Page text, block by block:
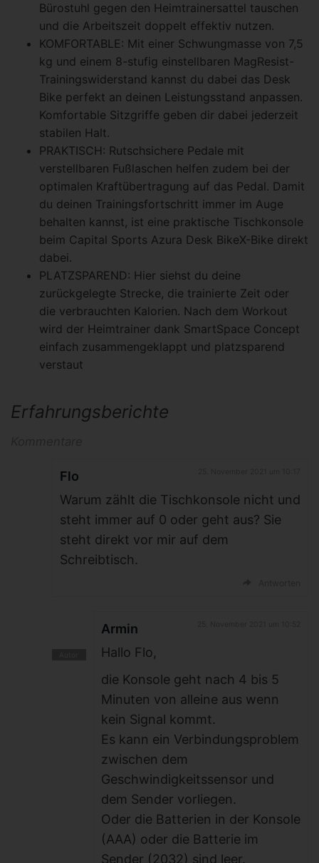
Bürostuhl gegen den Heimtrainersattel tauschen
und die Arbeitszeit doppelt effektiv nutzen.
KOMFORTABLE: Mit einer Schwungmasse von 7,5
kg und einem 8-stufig einstellbaren MagResist-
Trainingswiderstand kannst du dabei das Desk
Bike perfekt an deinen Leistungsstand anpassen.
Komfortable Sitzgriffe geben dir dabei jederzeit
stabilen Halt.
PRAKTISCH: Rutschsichere Pedale mit
verstellbaren Fußlaschen helfen zudem bei der
optimalen Kraftübertragung auf das Pedal. Damit
du deinen Trainingsfortschritt immer im Auge
behalten kannst, ist eine praktische Tischkonsole
beim Capital Sports Azura Desk BikeX-Bike direkt
dabei.
PLATZSPAREND: Hier siehst du deine
zurückgelegte Strecke, die trainierte Zeit oder
die verbrauchten Kalorien. Nach dem Workout
wird der Heimtrainer dank SmartSpace Concept
einfach zusammengeklappt und platzsparend
verstaut
Erfahrungsberichte
Flo
Warum zählt die Tischkonsole nicht und
steht immer auf 0 oder geht aus? Sie
steht direkt vor mir auf dem
Schreibtisch.
Armin
Hallo Flo,
die Konsole geht nach 4 bis 5
Minuten von alleine aus wenn
kein Signal kommt.
Es kann ein Verbindungsproblem
zwischen dem
Geschwindigkeitssensor und
dem Sender vorliegen.
Oder die Batterien in der Konsole
(AAA) oder die Batterie im
Sender (2032) sind leer.